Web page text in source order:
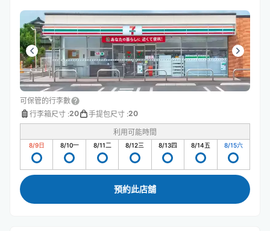
可保管的行李數
行李箱尺寸 :20 手提包尺寸 :20
利用可能時間
8/9日 8/10一 8/11二 8/12三 8/13四 8/14五 8/15六
預約此店舖